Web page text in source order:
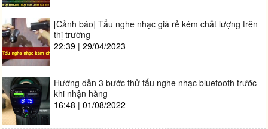
[Cảnh báo] Tẩu nghe nhạc giá rẻ kém chất lượng trên
thị trường
22:39 | 29/04/2023
Hướng dẫn 3 bước thử tẩu nghe nhạc bluetooth trước
khi nhận hàng
16:48 | 01/08/2022